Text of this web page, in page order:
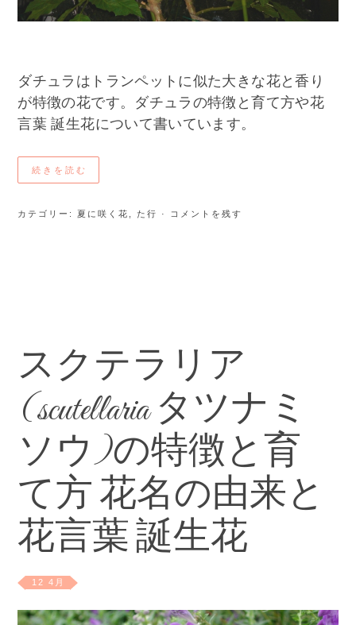
ダチュラはトランペットに似た大きな花と香り
が特徴の花です。ダチュラの特徴と育て方や花
言葉 誕生花について書いています。
続きを読む
カテゴリー:夏に咲く花 た行 · コメントを残す
スクテラリア
(scutellaria タツナミ
ソウ)の特徴と育
て方 花名の由来と
花言葉 誕生花
12 4月